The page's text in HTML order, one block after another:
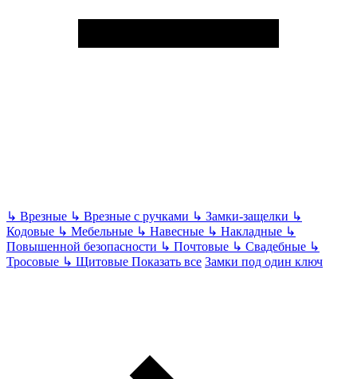
↳ Врезные ↳ Врезные с ручками ↳ Замки-защелки ↳
Кодовые ↳ Мебельные ↳ Навесные ↳ Накладные ↳
Повышенной безопасности ↳ Почтовые ↳ Свадебные ↳
Тросовые ↳ Щитовые Показать все Замки под один ключ